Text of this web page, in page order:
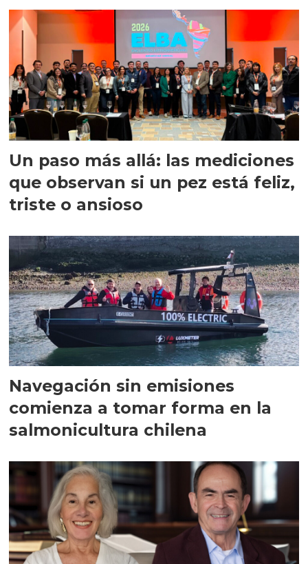
Un paso más allá: las mediciones
que observan si un pez está feliz,
triste o ansioso
Navegación sin emisiones
comienza a tomar forma en la
salmonicultura chilena